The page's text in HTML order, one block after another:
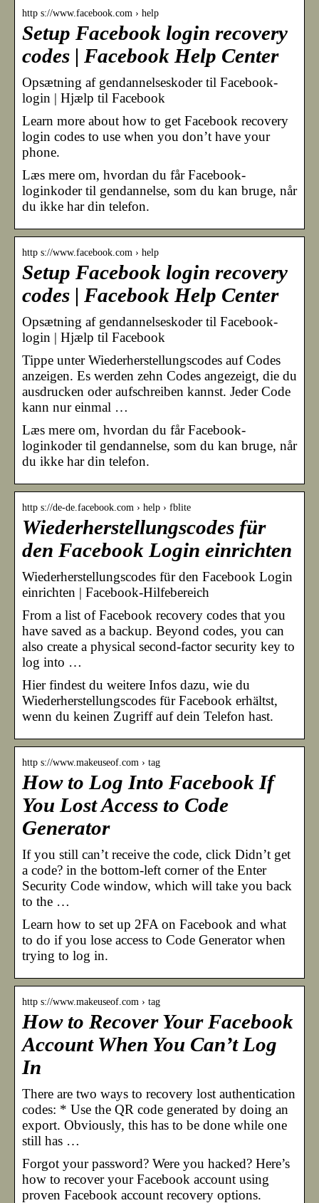
http s://www.facebook.com › help
Setup Facebook login recovery
codes | Facebook Help Center
Opsætning af gendannelseskoder til Facebook-
login | Hjælp til Facebook
Learn more about how to get Facebook recovery
login codes to use when you don’t have your
phone.
Læs mere om, hvordan du får Facebook-
loginkoder til gendannelse, som du kan bruge, når
du ikke har din telefon.
http s://www.facebook.com › help
Setup Facebook login recovery
codes | Facebook Help Center
Opsætning af gendannelseskoder til Facebook-
login | Hjælp til Facebook
Tippe unter Wiederherstellungscodes auf Codes
anzeigen. Es werden zehn Codes angezeigt, die du
ausdrucken oder aufschreiben kannst. Jeder Code
kann nur einmal …
Læs mere om, hvordan du får Facebook-
loginkoder til gendannelse, som du kan bruge, når
du ikke har din telefon.
http s://de-de.facebook.com › help › fblite
Wiederherstellungscodes für
den Facebook Login einrichten
Wiederherstellungscodes für den Facebook Login
einrichten | Facebook-Hilfebereich
From a list of Facebook recovery codes that you
have saved as a backup. Beyond codes, you can
also create a physical second-factor security key to
log into …
Hier findest du weitere Infos dazu, wie du
Wiederherstellungscodes für Facebook erhältst,
wenn du keinen Zugriff auf dein Telefon hast.
http s://www.makeuseof.com › tag
How to Log Into Facebook If
You Lost Access to Code
Generator
If you still can’t receive the code, click Didn’t get
a code? in the bottom-left corner of the Enter
Security Code window, which will take you back
to the …
Learn how to set up 2FA on Facebook and what
to do if you lose access to Code Generator when
trying to log in.
http s://www.makeuseof.com › tag
How to Recover Your Facebook
Account When You Can’t Log
In
There are two ways to recovery lost authentication
codes: * Use the QR code generated by doing an
export. Obviously, this has to be done while one
still has …
Forgot your password? Were you hacked? Here’s
how to recover your Facebook account using
proven Facebook account recovery options.